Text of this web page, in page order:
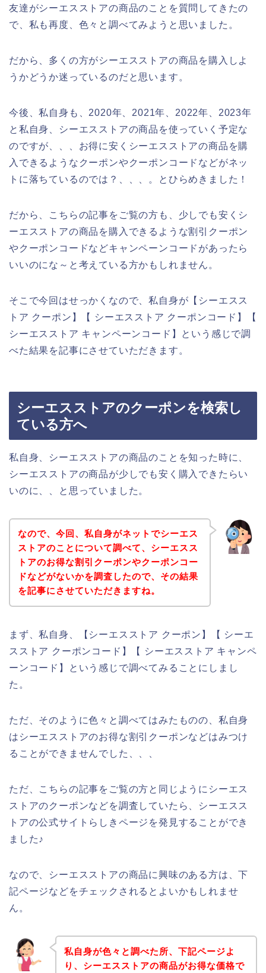
友達がシーエスストアの商品のことを質問してきたの
で、私も再度、色々と調べてみようと思いました。
だから、多くの方がシーエスストアの商品を購入しよ
うかどうか迷っているのだと思います。
今後、私自身も、2020年、2021年、2022年、2023年
と私自身、シーエスストアの商品を使っていく予定な
のですが、、、お得に安くシーエスストアの商品を購
入できるようなクーポンやクーポンコードなどがネッ
トに落ちているのでは？、、、。とひらめきました！
だから、こちらの記事をご覧の方も、少しでも安くシ
ーエスストアの商品を購入できるような割引クーポン
やクーポンコードなどキャンペーンコードがあったら
いいのにな～と考えている方かもしれません。
そこで今回はせっかくなので、私自身が【シーエスス
トア クーポン】【 シーエスストア クーポンコード】【
シーエスストア キャンペーンコード】という感じで調
べた結果を記事にさせていただきます。
シーエスストアのクーポンを検索し
ている方へ
私自身、シーエスストアの商品のことを知った時に、
シーエスストアの商品が少しでも安く購入できたらい
いのに、、と思っていました。
なので、今回、私自身がネットでシーエス
ストアのことについて調べて、シーエスス
トアのお得な割引クーポンやクーポンコー
ドなどがないかを調査したので、その結果
を記事にさせていただきますね。
まず、私自身、【シーエスストア クーポン】【 シーエ
スストア クーポンコード】【 シーエスストア キャンペ
ーンコード】という感じで調べてみることにしまし
た。
ただ、そのように色々と調べてはみたものの、私自身
はシーエスストアのお得な割引クーポンなどはみつけ
ることができませんでした、、、
ただ、こちらの記事をご覧の方と同じようにシーエス
ストアのクーポンなどを調査していたら、シーエスス
トアの公式サイトらしきページを発見することができ
ました♪
なので、シーエスストアの商品に興味のある方は、下
記ページなどをチェックされるとよいかもしれませ
ん。
私自身が色々と調べた所、下記ページよ
り、シーエスストアの商品がお得な価格で